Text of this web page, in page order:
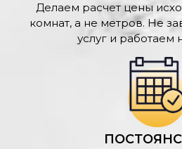
Делаем расчет цены
комнат, а не метров. Не
услуг и работаем